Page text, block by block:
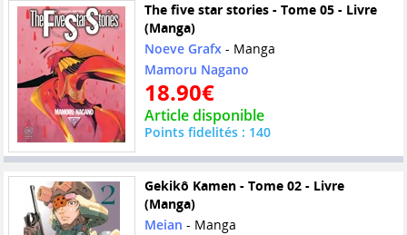
The five star stories - Tome 05 - Livre
(Manga)
Noeve Grafx- Manga
Mamoru Nagano
18.90€
Article disponible
Points fidelités : 140
Gekikô Kamen - Tome 02 - Livre
(Manga)
Meian - Manga